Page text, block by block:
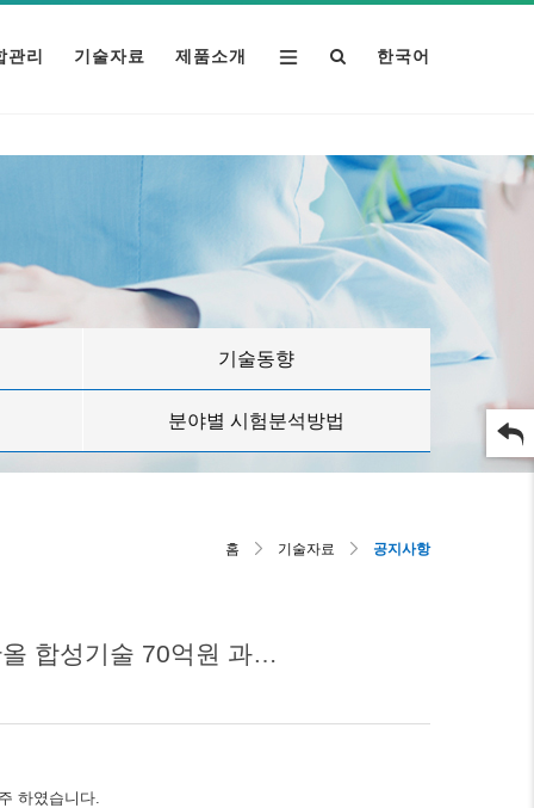
관리 기술자료 제품소개 한국어
기술동향
분야별 시험분석방법
홈 기술자료 공지사항
산업통상자원부 한국에너지기술평가원 과제 CO2 및 환원제 활용 온실가스 감축형 메탄올 합성기술 70억원 과제 수주
하였습니다.